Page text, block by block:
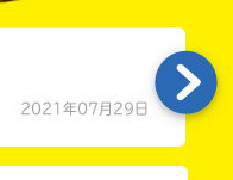
2021年07月29日